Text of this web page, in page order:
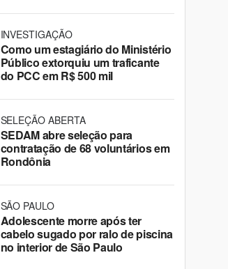
INVESTIGAÇÃO
Como um estagiário do Ministério
Público extorquiu um traficante
do PCC em R$ 500 mil
SELEÇÃO ABERTA
SEDAM abre seleção para
contratação de 68 voluntários em
Rondônia
SÃO PAULO
Adolescente morre após ter
cabelo sugado por ralo de piscina
no interior de São Paulo